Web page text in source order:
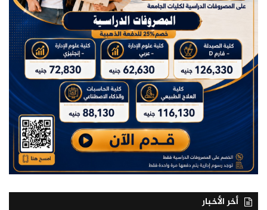
أخر الأخبار